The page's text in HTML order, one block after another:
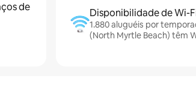
de
Disponibilidade de Wi-
1.880 aluguéis por
(North Myrtle Beach) têm